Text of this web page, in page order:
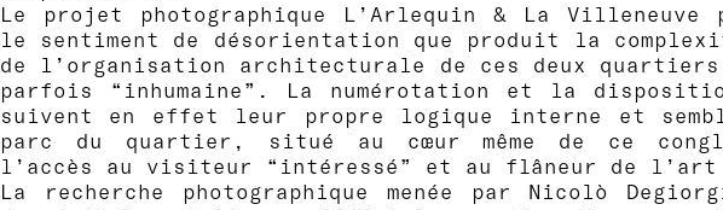
Le projet photographique L’Arlequin & La
le sentiment de désorientation que produit la
de l’organisation architecturale de ces deux
parfois “inhumaine”. La numérotation et la
suivent en effet leur propre logique interne et
parc du quartier, situé au cœur même de ce
l’accès au visiteur “intéressé” et au flâneur de l’art
La recherche photographique menée par Nicolò